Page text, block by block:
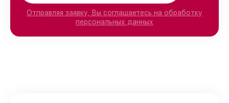
Отправляя заявку, Вы соглашаетесь на обработку
персональных данных